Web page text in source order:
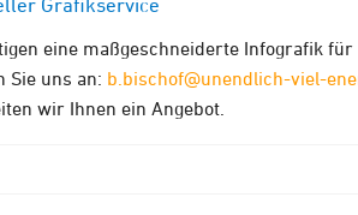
Grafikservice
eine maßgeschneiderte Infografik
Sie uns an: b.bischof@unendlich-viel-
wir Ihnen ein Angebot.